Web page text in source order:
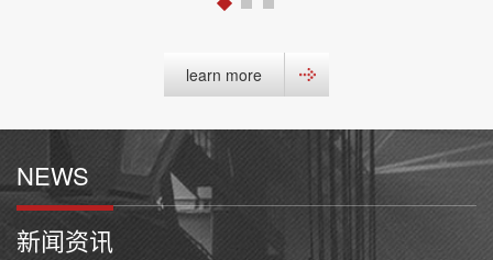
learn more
NEWS
新闻资讯